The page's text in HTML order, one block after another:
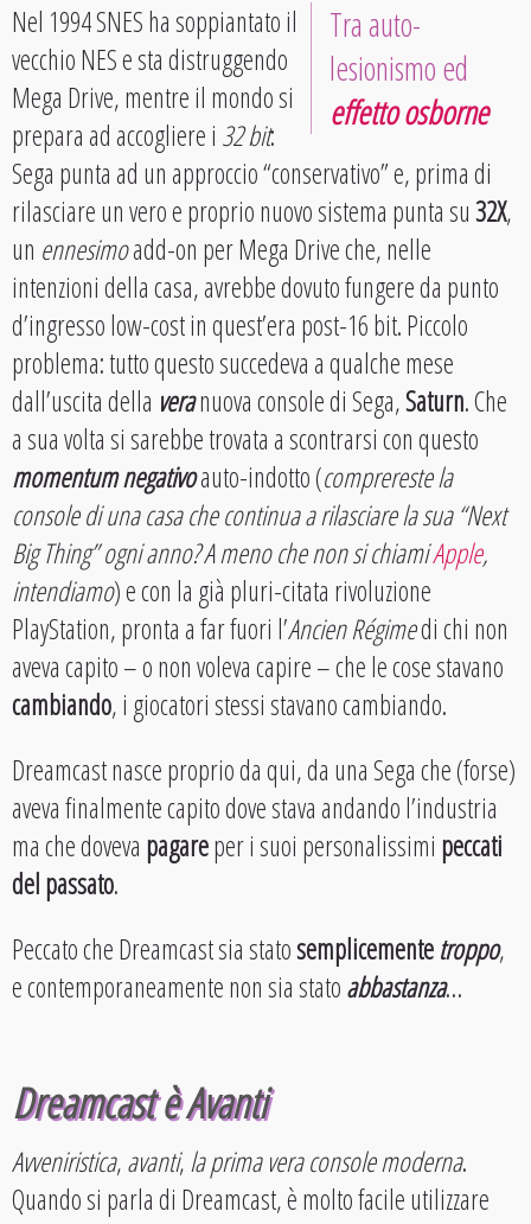
Tra auto-
lesionismo ed
effetto osborne
Nel 1994 SNES ha soppiantato il
vecchio NES e sta distruggendo
Mega Drive, mentre il mondo si
prepara ad accogliere i 32 bit:
Sega punta ad un approccio “conservativo” e, prima di
rilasciare un vero e proprio nuovo sistema punta su32X,
un ennesimoadd-on per Mega Drive che, nelle
intenzioni della casa, avrebbe dovuto fungere da punto
d’ingresso low-cost in quest’era post-16 bit. Piccolo
problema: tutto questo succedeva a qualche mese
dall’uscita della veranuova console di Sega,Saturn. Che
a sua volta si sarebbe trovata a scontrarsi con questo
momentum negativoauto-indotto (comprereste la
console di una casa che continua a rilasciare la sua “Next
Big Thing” ogni anno? A meno che non si chiamiApple,
intendiamo) e con la già pluri-citata rivoluzione
PlayStation, pronta a far fuori l’Ancien Régimedi chi non
aveva capito – o non voleva capire – che le cose stavano
cambiando, i giocatori stessi stavano cambiando.
Dreamcast nasce proprio da qui, da una Sega che (forse)
aveva finalmente capito dove stava andando l’industria
ma che doveva pagareper i suoi personalissimi peccati
del passato.
Peccato che Dreamcast sia statosemplicementetroppo,
e contemporaneamente non sia statoabbastanza…
Dreamcast è Avanti
Avveniristica,avanti,la prima vera console moderna.
Quando si parla di Dreamcast, è molto facile utilizzare